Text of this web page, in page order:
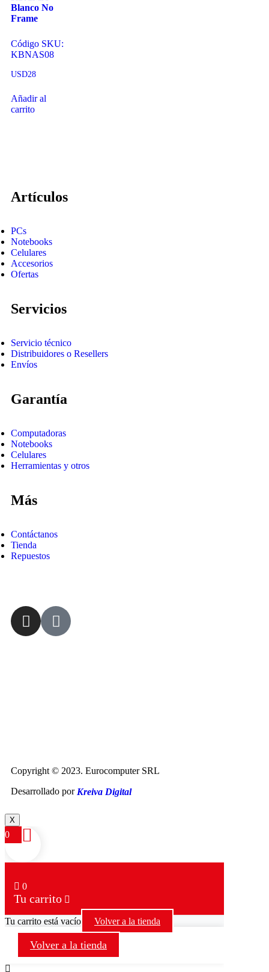
Blanco No
Frame
Código SKU:
KBNAS08
USD28
Añadir al
carrito
Artículos
PCs
Notebooks
Celulares
Accesorios
Ofertas
Servicios
Servicio técnico
Distribuidores o Resellers
Envíos
Garantía
Computadoras
Notebooks
Celulares
Herramientas y otros
Más
Contáctanos
Tienda
Repuestos
Copyright © 2023. Eurocomputer SRL
Desarrollado porKreiva Digital
X
0
0
Tu carrito
Tu carrito está vacío Volver a la tienda
Volver a la tienda